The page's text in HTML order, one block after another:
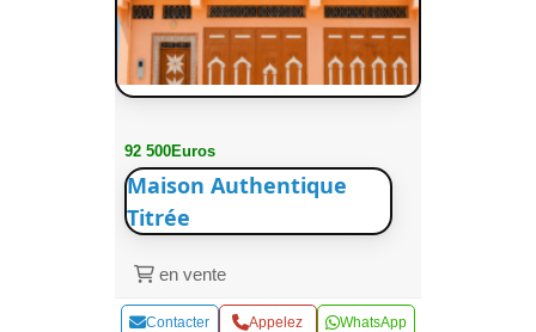
92 500Euros
Maison Authentique
Titrée
en vente
Contacter Appelez WhatsApp